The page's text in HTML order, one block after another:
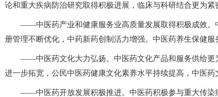
论和重大疾病防治研究取得积极进展，临床与科研结合更为
——中医药产业和健康服务业高质量发展取得积极成效。
册管理不断优化，中药新药创制活力增强。中医药养生保健
——中医药文化大力弘扬。中医药文化产品和服务供给更
进一步拓宽，公民中医药健康文化素养水平持续提高，中医
——中医药开放发展积极推进。中医药积极参与重大传染